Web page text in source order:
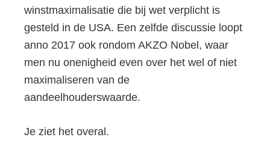
winstmaximalisatie die bij wet verplicht is
gesteld in de USA. Een zelfde discussie loopt
anno 2017 ook rondom AKZO Nobel, waar
men nu onenigheid even over het wel of niet
maximaliseren van de
aandeelhouderswaarde.
Je ziet het overal.